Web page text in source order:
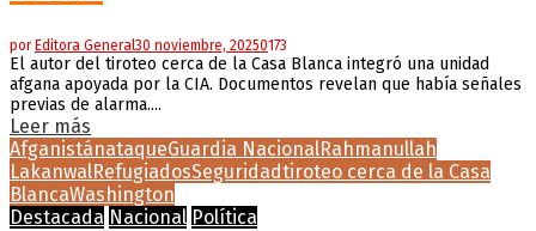
por Editora General30 noviembre, 20250173
El autor del tiroteo cerca de la Casa Blanca integró una unidad
afgana apoyada por la CIA. Documentos revelan que había señales
previas de alarma....
Leer más
AfganistánataqueGuardia NacionalRahmanullah
LakanwalRefugiadosSeguridadtiroteo cerca de la Casa
BlancaWashington
Destacada Nacional Política